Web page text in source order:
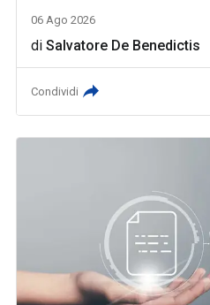
06 Ago 2026
diSalvatore De Benedictis
Condividi